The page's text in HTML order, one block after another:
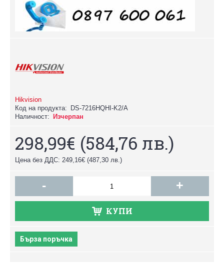
Hikvision
Код на продукта:
DS-7216HQHI-K2/A
Наличност:
Изчерпан
298,99€ (584,76 лв.)
Цена без ДДС: 249,16€ (487,30 лв.)
- +
КУПИ
Бърза поръчка